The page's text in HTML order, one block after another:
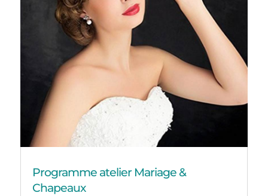
Programme atelier Mariage &
Chapeaux